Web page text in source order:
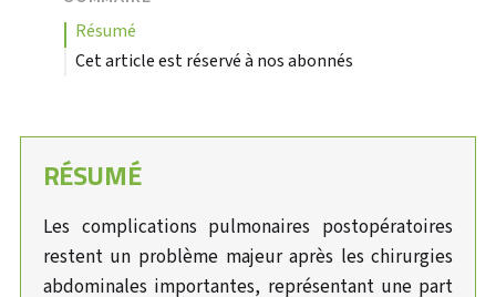
résumé
Cet article est réservé à nos abonnés
RÉSUMÉ
Les complications pulmonaires postopératoires
restent un problème majeur après les chirurgies
abdominales importantes, représentant une part